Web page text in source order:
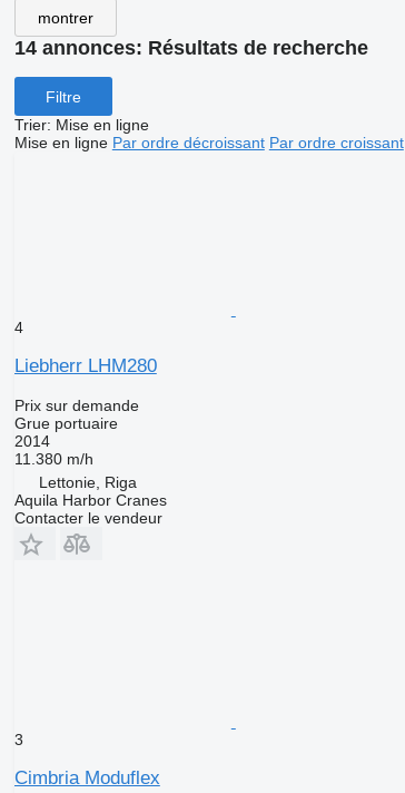
montrer
14 annonces: Résultats de recherche
Filtre
Trier: Mise en ligne
Mise en ligne Par ordre décroissant Par ordre croissant
4
Liebherr LHM280
Prix sur demande
Grue portuaire
2014
11.380 m/h
Lettonie, Riga
Aquila Harbor Cranes
Contacter le vendeur
3
Cimbria Moduflex